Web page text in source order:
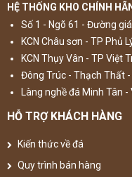
HỆ THỐNG KHO CHÍNH
Số 1 - Ngõ 61 - Đường
KCN Châu sơn - TP Phủ
KCN Thụy Vân - TP Việt
Đông Trúc - Thạch Thất -
Làng nghề đá Minh Tân
HỖ TRỢ KHÁCH HÀNG
Kiến thức về đá
Quy trình bán hàng